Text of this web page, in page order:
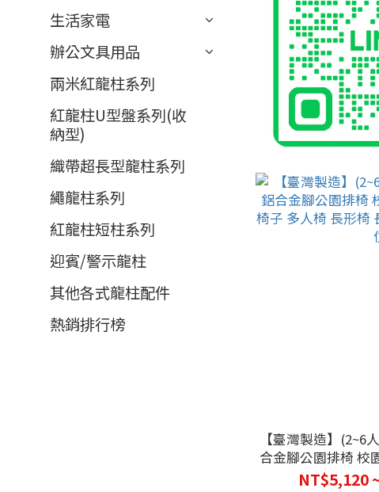
生活家電
辦公文具用品
兩米紅龍柱系列
紅龍柱U型盤系列(收
納型)
織帶超長型龍柱系列
繩龍柱系列
紅龍柱短柱系列
迎賓/警示龍柱
其他各式龍柱配件
熱銷排行榜
【臺灣製造】(2~6
合金腳公園排椅 校
子 多人椅 長形椅
NT$5,120